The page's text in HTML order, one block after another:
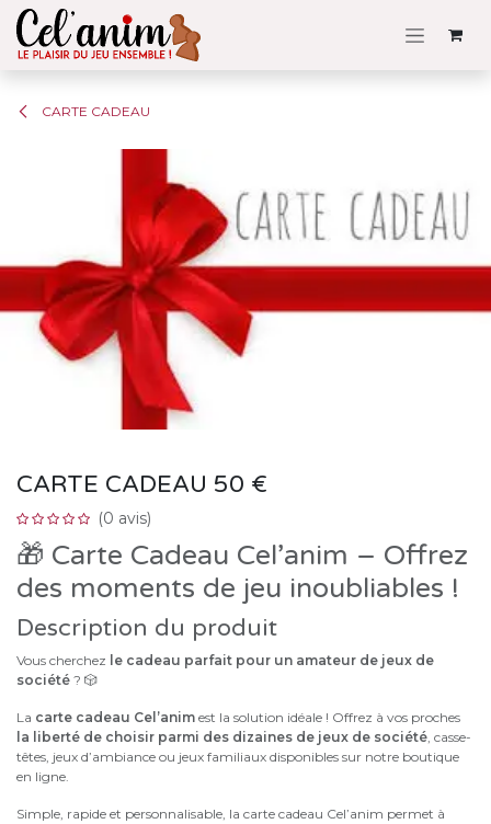
Se rendre au contenu
CARTE CADEAU
CARTE CADEAU 50 €
(0 avis)
🎁 Carte Cadeau Cel’anim – Offrez
des moments de jeu inoubliables !
Description du produit
Vous cherchez le cadeau parfait pour un amateur de jeux de
société ? 🎲
La carte cadeau Cel’anim est la solution idéale ! Offrez à vos proches
la liberté de choisir parmi des dizaines de jeux de société, casse-
têtes, jeux d’ambiance ou jeux familiaux disponibles sur notre boutique
en ligne.
Simple, rapide et personnalisable, la carte cadeau Cel’anim permet à